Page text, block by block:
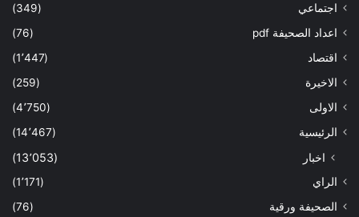
اجتماعي
(349)
اعداد الصحيفة pdf
(76)
اقتصاد
(1٬447)
الاخيرة
(259)
الاولى
(4٬750)
الرئيسية
(14٬467)
اخبار (13٬053)
الراي
(1٬171)
الصحيفة ورقية
(76)